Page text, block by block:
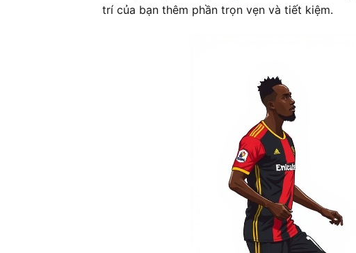
trí của bạn thêm phần trọn vẹn và tiết kiệm.